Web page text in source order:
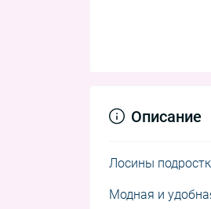
Описание
Лосины
Модная и